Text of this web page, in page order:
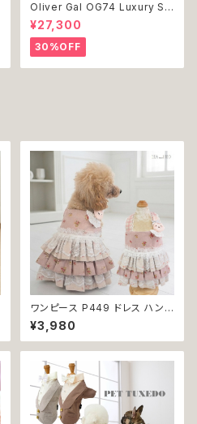
Oliver Gal OG74 Luxury St
acked Shoes Rose Giftbo
x 絵 アート インテリア お祝い
贈り物 プレゼント 結婚 新築 開
店 周年 バースデイ 誕生日 ご褒
美
¥27,300
30%OFF
ワンピース P449 ドレス ハンド
メイド コットン うさぎ ラビット
花 小花 ピンク ドックウェア 犬
用 服 犬服 猫服 犬の服 猫の服
服 犬の洋服 洋服 小型犬 中型
犬 おしゃれ かわいい 可愛い 返
品交換不可
¥3,980